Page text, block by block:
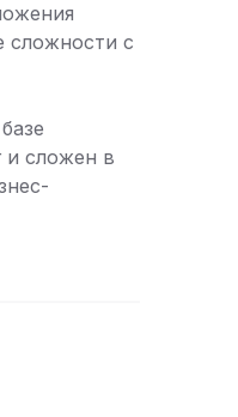
сложности с
и сложен в